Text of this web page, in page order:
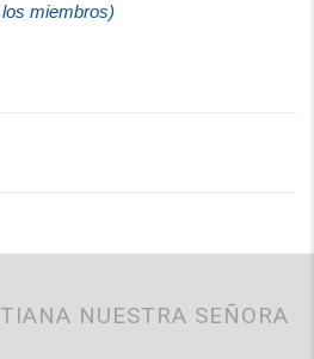
miembros)
NUESTRA SEÑORA